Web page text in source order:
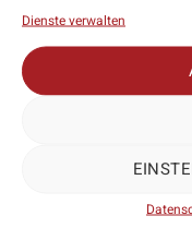
Dienste verwalten
• Lieferumfang: 3